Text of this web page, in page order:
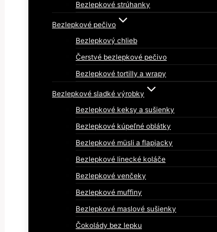
Bezlepkové strúhanky
Bezlepkové pečivo
Bezlepkový chlieb
Čerstvé bezlepkové pečivo
Bezlepkové tortilly a wrapy
Bezlepkové sladké výrobky
Bezlepkové keksy a sušienky
Bezlepkové kúpeľné oblátky
Bezlepkové müsli a flapjacky
Bezlepkové linecké koláče
Bezlepkové venčeky
Bezlepkové muffiny
Bezlepkové maslové sušienky
Čokolády bez lepku